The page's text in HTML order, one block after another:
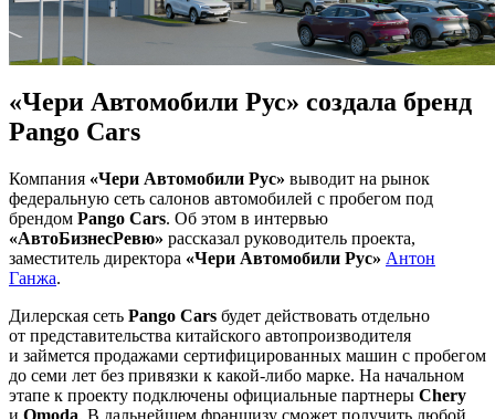
«Чери Автомобили Рус» создала бренд
Pango Cars
Компания «Чери Автомобили Рус» выводит на рынок
федеральную сеть салонов автомобилей с пробегом под
брендом Pango Cars. Об этом в интервью
«АвтоБизнесРевю» рассказал руководитель проекта,
заместитель директора «Чери Автомобили Рус» Антон
Ганжа.
Дилерская сеть Pango Cars будет действовать отдельно
от представительства китайского автопроизводителя
и займется продажами сертифицированных машин с пробегом
до семи лет без привязки к какой-либо марке. На начальном
этапе к проекту подключены официальные партнеры Chery
и Omoda. В дальнейшем франшизу сможет получить любой